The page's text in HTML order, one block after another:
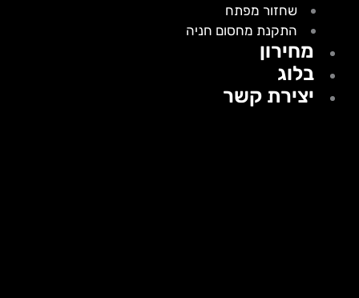
שחזור מפתח
התקנת מחסום חניה
מחירון
בלוג
יצירת קשר